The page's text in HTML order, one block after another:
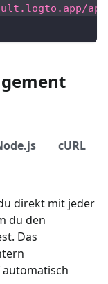
cURL
direkt mit jeder
du den
Das